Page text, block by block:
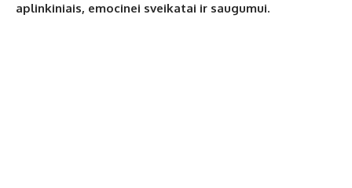
aplinkiniais, emocinei sveikatai ir saugumui.